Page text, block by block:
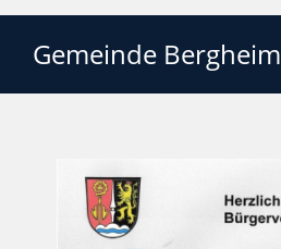
Gemeinde Bergheim